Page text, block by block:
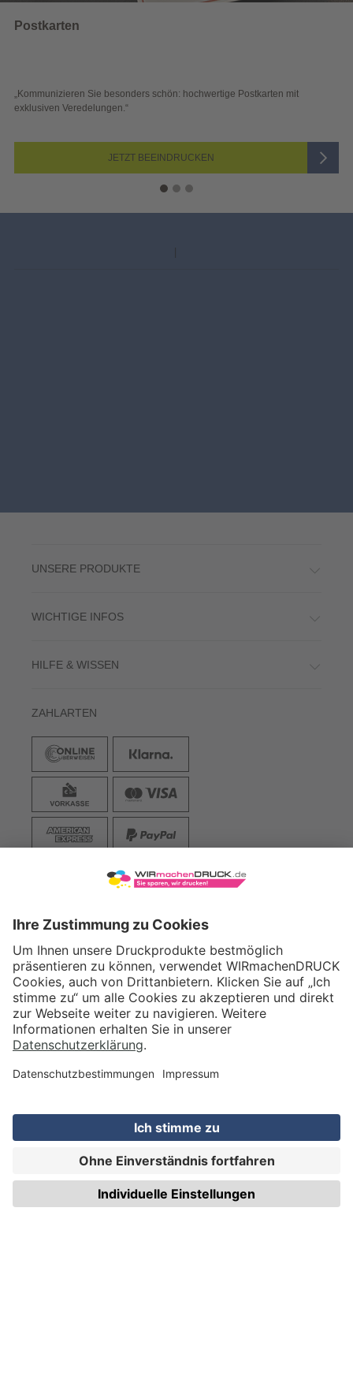
schön: hochwertige Postkarten mit
„Sichtbar und wirkungsvoll –
UNSERE PRODUKTE
WICHTIGE INFOS
HILFE & WISSEN
ZAHLARTEN
VERSAND
WIRmachenDRUCK GmbH
Illerstraße 15
71522 Backnang
Tel.: +49 (0) 711 995 982 - 20